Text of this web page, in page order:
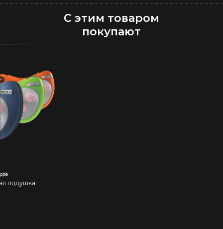
С этим товаром
покупают
подушка